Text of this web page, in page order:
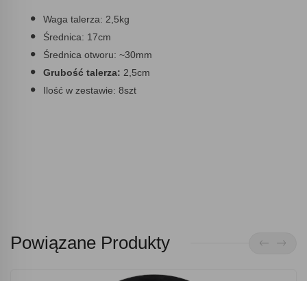
Waga talerza: 2,5kg
Średnica: 17cm
Średnica otworu: ~30mm
Grubość talerza: 2,5cm
Ilość w zestawie: 8szt
Powiązane Produkty